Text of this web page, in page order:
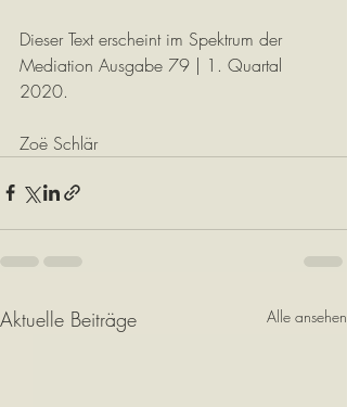
Dieser Text erscheint im Spektrum der
Mediation Ausgabe 79 | 1. Quartal
2020.
Zoë Schlär
Aktuelle Beiträge Alle ansehen